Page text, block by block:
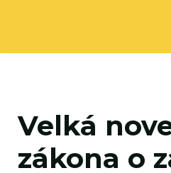
Velká
zákona o